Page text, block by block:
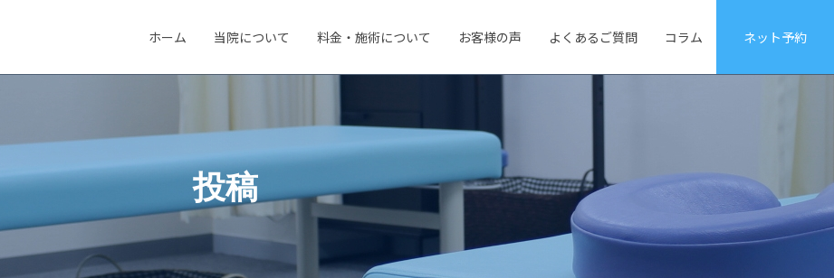
ホーム 当院について 料金・施術について お客様の声 よくあるご質問 コラム ネット予約
投稿